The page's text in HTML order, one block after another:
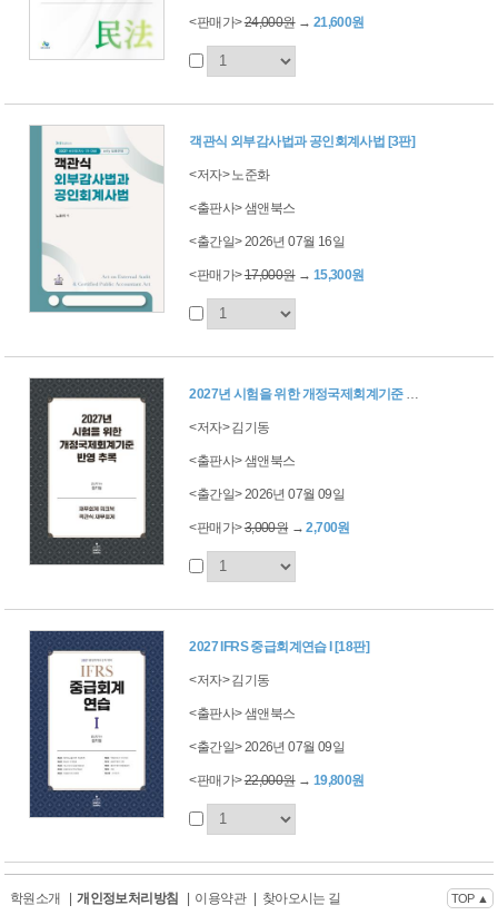
<판매가>24,000원→ 21,600원
객관식 외부감사법과 공인회계사법 [3판]
<저자> 노준화
<출판사> 샘앤북스
<출간일> 2026년 07월 16일
<판매가>17,000원→ 15,300원
2027년 시험을 위한 개정국제회계기준 반영추록 (재무회계워크북·객관식재무회계)
<저자> 김기동
<출판사> 샘앤북스
<출간일> 2026년 07월 09일
<판매가>3,000원→2,700원
2027 IFRS 중급회계연습 I [18판]
<저자> 김기동
<출판사> 샘앤북스
<출간일> 2026년 07월 09일
<판매가>22,000원→ 19,800원
학원소개 | 개인정보처리방침 | 이용약관 | 찾아오시는 길 TOP ▲